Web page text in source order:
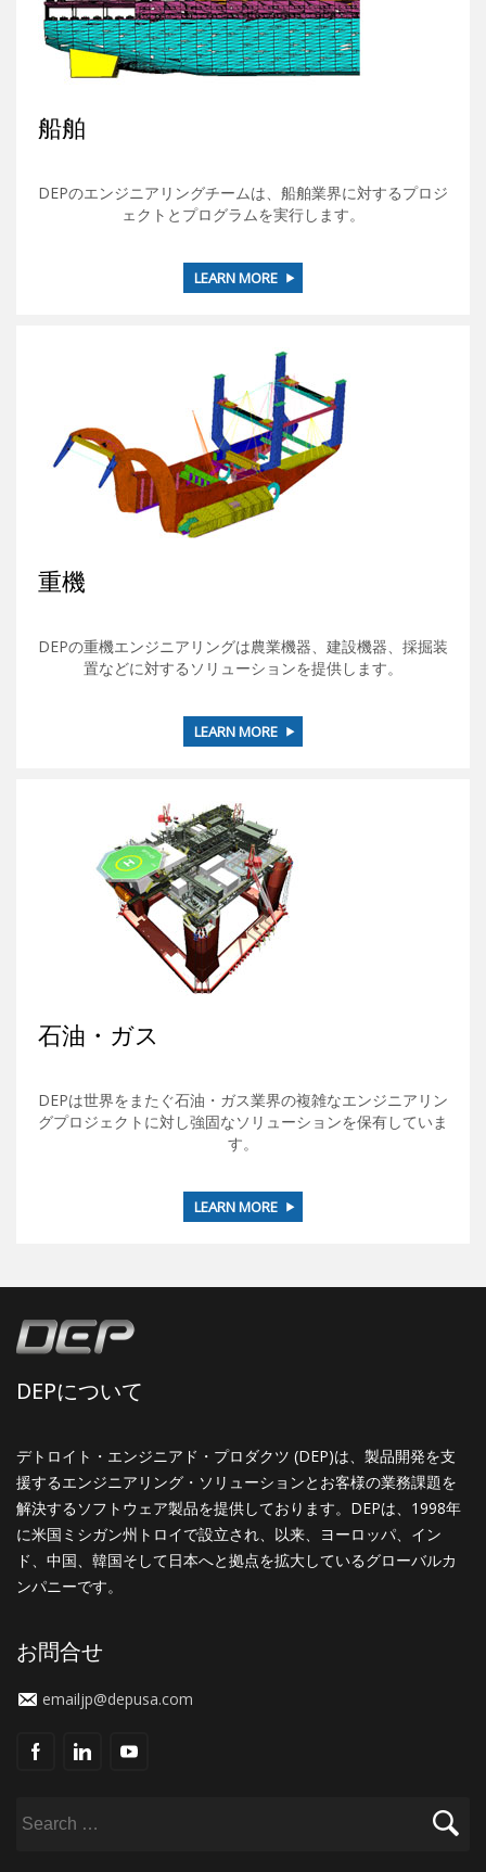
船舶
DEPのエンジニアリングチームは、船舶業界に対するプロジ
ェクトとプログラムを実行します。
LEARN MORE
重機
DEPの重機エンジニアリングは農業機器、建設機器、採掘装
置などに対するソリューションを提供します。
LEARN MORE
石油・ガス
DEPは世界をまたぐ石油・ガス業界の複雑なエンジニアリン
グプロジェクトに対し強固なソリューションを保有していま
す。
LEARN MORE
DEPについて
デトロイト・エンジニアド・プロダクツ (DEP)は、製品開発を支
援するエンジニアリング・ソリューションとお客様の業務課題を
解決するソフトウェア製品を提供しております。DEPは、1998年
に米国ミシガン州トロイで設立され、以来、ヨーロッパ、イン
ド、中国、韓国そして日本へと拠点を拡大しているグローバルカ
ンパニーです。
お問合せ
emailjp@depusa.com